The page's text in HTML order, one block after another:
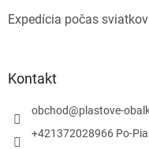
Expedícia počas
Kontakt
obchod@plastove-
+421372028966 Po-